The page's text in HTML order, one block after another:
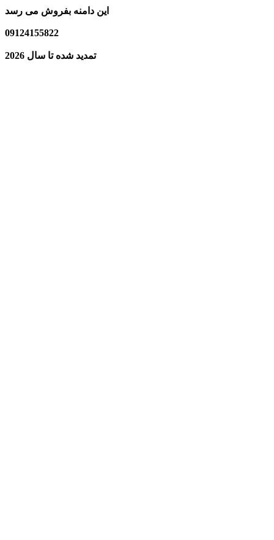
این دامنه بفروش می رسد
09124155822
تمدید شده تا سال 2026